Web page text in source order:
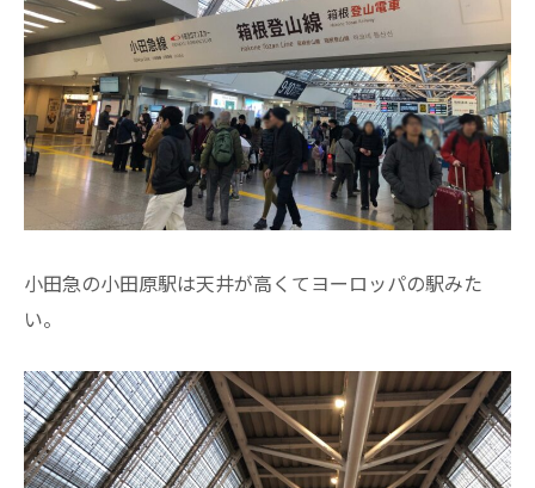
小田急の小田原駅は天井が高くてヨーロッパの駅みた
い。